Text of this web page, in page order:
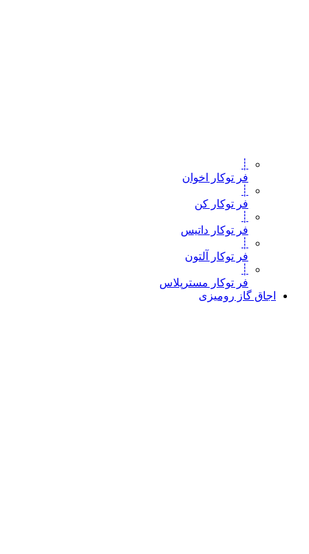
┊
فر توکار اخوان
┊
فر توکار کن
┊
فر توکار داتیس
┊
فر توکار آلتون
┊
فر توکار مسترپلاس
اجاق گاز رومیزی